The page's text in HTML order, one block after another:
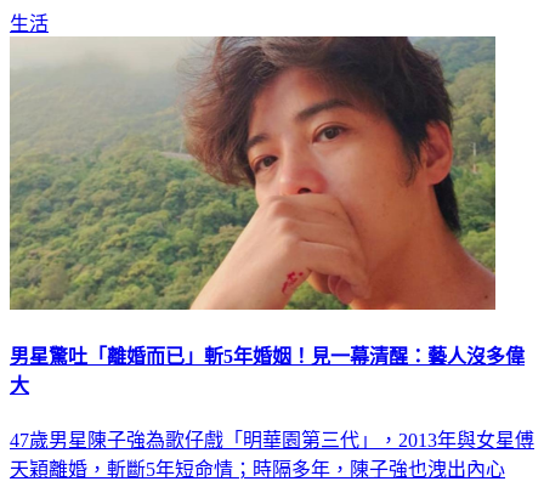
生活
男星驚吐「離婚而已」斬5年婚姻！見一幕清醒：藝人沒多偉
大
47歲男星陳子強為歌仔戲「明華園第三代」，2013年與女星傅
天穎離婚，斬斷5年短命情；時隔多年，陳子強也洩出內心